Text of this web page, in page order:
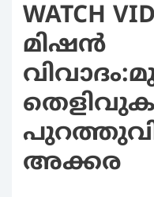
WATCH
മിഷന്‍
അക്കര